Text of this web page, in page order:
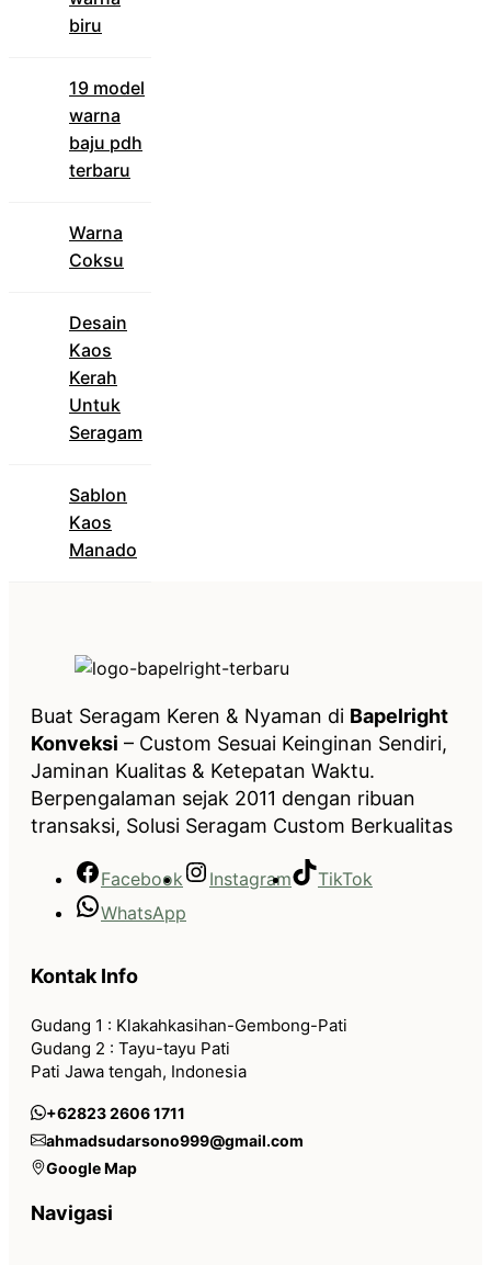
biru
19 model
warna
baju pdh
terbaru
Warna
Coksu
Desain
Kaos
Kerah
Untuk
Seragam
Sablon
Kaos
Manado
Buat Seragam Keren & Nyaman di Bapelright
Konveksi – Custom Sesuai Keinginan Sendiri,
Jaminan Kualitas & Ketepatan Waktu.
Berpengalaman sejak 2011 dengan ribuan
transaksi, Solusi Seragam Custom Berkualitas
Facebook Instagram
TikTok
WhatsApp
Kontak Info
Gudang 1 : Klakahkasihan-Gembong-Pati
Gudang 2 : Tayu-tayu Pati
Pati Jawa tengah, Indonesia
+62823 2606 1711
ahmadsudarsono999@gmail.com
Google Map
Navigasi